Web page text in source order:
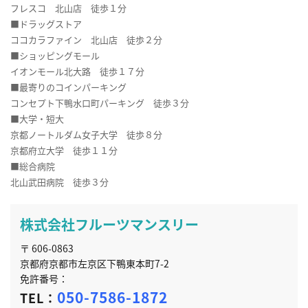
フレスコ 北山店 徒歩１分
■ドラッグストア
ココカラファイン 北山店 徒歩２分
■ショッピングモール
イオンモール北大路 徒歩１７分
■最寄りのコインパーキング
コンセプト下鴨水口町パーキング 徒歩３分
■大学・短大
京都ノートルダム女子大学 徒歩８分
京都府立大学 徒歩１１分
■総合病院
北山武田病院 徒歩３分
株式会社フルーツマンスリー
〒 606-0863
京都府京都市左京区下鴨東本町7-2
免許番号：
TEL： 050-7586-1872